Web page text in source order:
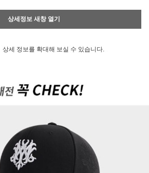
상세정보 새창 열기
상세 정보를 확대해 보실 수 있습니다.